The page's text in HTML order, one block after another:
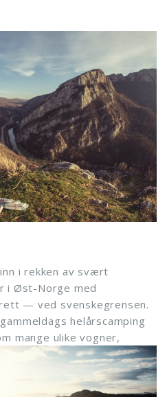
i rekken av svært
i Øst-Norge med
— ved svenskegrensen.
helårscamping
mange ulike vogner,